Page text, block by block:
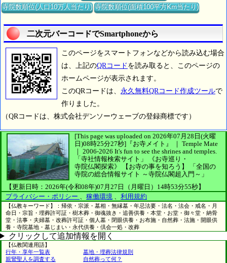
寺院数順位(人口10万人当たり) 寺院数順位(面積100平方Km当たり)
二次元バーコードでSmartphoneから
このページをスマートフォンなどから読み込む場合
は、上記のQRコード を読み取ると、このページの
ホームページが表示されます。
このQRコードは、 永久無料QRコード作成ツールで
作りました。
（QRコードは、株式会社デンソーウェーブの登録商標です）
[This page was uploaded on 2026年07月28日(火曜
日)08時25分27秒] 『お寺メイト』 ｜ Temple Mate
｜ 2006-2026 It's fun to see the shrines and temples.
「寺社情報検索サイト」
《お寺巡り・
寺院仏閣探索》
【お寺の事を知ろう】
「全国の
寺院の総合情報サイト ～寺院仏閣超入門～」
【更新日時：2026年(令和08年)07月27日（月曜日）14時53分55秒】
プライバシー・ポリシー 、 稼働環境 、 利用規約
【仏教キーワード】：帰依・宗派・墓相・無縁墓・年忌法要・法名・法会・戒名・月
命日・宗旨・埋葬許可証・樹木葬・御魂抜き・追善供養・本堂・お堂・御々堂・納骨
堂・法事・夫婦墓・改葬許可証・個人墓・閉眼供養・お布施・自然葬・法施・開眼供
養・寺院墓地・墓じまい・永代供養・倶会一処・改葬
クリックして追加情報を開く
【仏教関連用語】
行年・享年一覧表
墓地・埋葬法律規則
親鸞聖人を調査する
自然葬って何？